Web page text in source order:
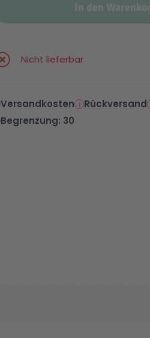
In den
Nicht lieferbar
Versandkosten Rückversand
Begrenzung: 30